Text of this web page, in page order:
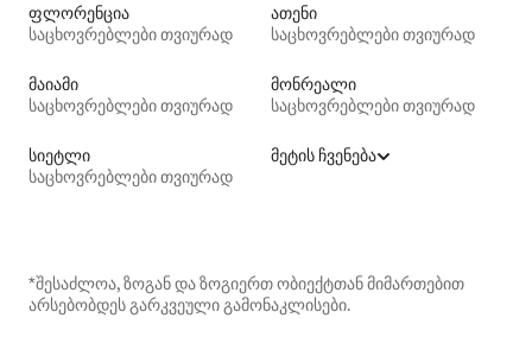
ფლორენცია
საცხოვრებლები თვიურად
ათენი
საცხოვრებლები თვიურად
მაიამი
საცხოვრებლები თვიურად
მონრეალი
საცხოვრებლები თვიურად
სიეტლი
საცხოვრებლები თვიურად
მეტის ჩვენება
*შესაძლოა, ზოგან და ზოგიერთ ობიექტთან მიმართებით
არსებობდეს გარკვეული გამონაკლისები.